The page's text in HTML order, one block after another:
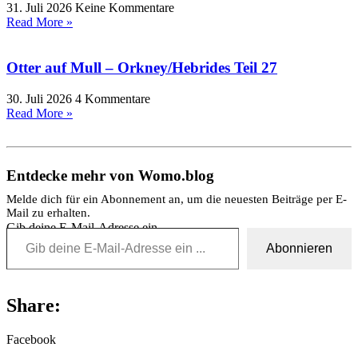
31. Juli 2026 Keine Kommentare
Read More »
Otter auf Mull – Orkney/Hebrides Teil 27
30. Juli 2026 4 Kommentare
Read More »
Entdecke mehr von Womo.blog
Melde dich für ein Abonnement an, um die neuesten Beiträge per E-
Mail zu erhalten.
Gib deine E-Mail-Adresse ein ...
Abonnieren
Share:
Facebook